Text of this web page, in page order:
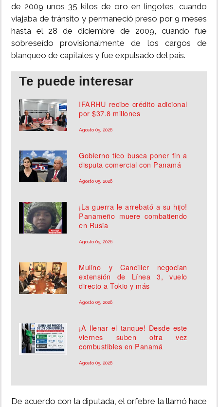
de 2009 unos 35 kilos de oro en lingotes, cuando
viajaba de tránsito y permaneció preso por 9 meses
hasta el 28 de diciembre de 2009, cuando fue
sobreseído provisionalmente de los cargos de
blanqueo de capitales y fue expulsado del país.
Te puede interesar
IFARHU recibe crédito adicional
por $37.8 millones
Agosto 05, 2026
Gobierno tico busca poner fin a
disputa comercial con Panamá
Agosto 05, 2026
¡La guerra le arrebató a su hijo!
Panameño muere combatiendo
en Rusia
Agosto 05, 2026
Mulino y Canciller negocian
extensión de Línea 3, vuelo
directo a Tokio y más
Agosto 05, 2026
¡A llenar el tanque! Desde este
viernes suben otra vez
combustibles en Panamá
Agosto 05, 2026
De acuerdo con la diputada, el orfebre la llamó hace